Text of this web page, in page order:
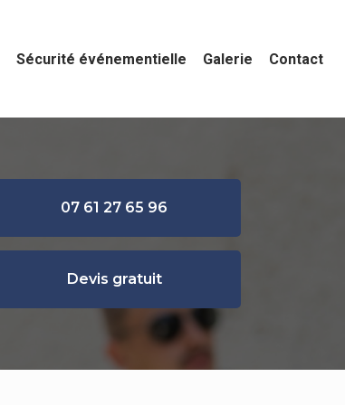
Sécurité événementielle Galerie Contact
07 61 27 65 96
Devis gratuit